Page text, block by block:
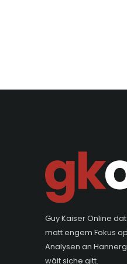
Guy Kaiser Online
matt engem Fokus
Analysen an
wäit siche gitt.